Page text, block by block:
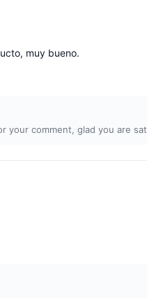
muy bueno.
your comment, glad you are